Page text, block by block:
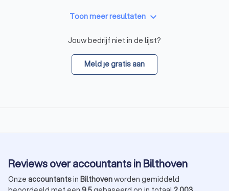
Toon meer resultaten keyboard_arrow_down
Jouw bedrijf niet in de lijst?
Meld je gratis aan
Reviews over accountants in Bilthoven
Onze accountantsin Bilthovenworden gemiddeld